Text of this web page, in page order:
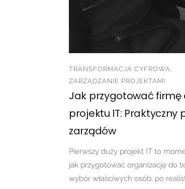
TRANSFORMACJA CYFROWA,
ZARZĄDZANIE PROJEKTAMI
Jak przygotować firmę
projektu IT: Praktyczny
zarządów
Pierwszy duży projekt IT to
jak przygotować organizację do
wybór właściwych osób, po